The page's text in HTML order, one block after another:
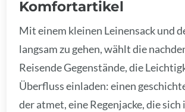
Komfortartikel
Mit einem kleinen Leinensack und
langsam zu gehen, wählt die
Reisende Gegenstände, die
Überfluss einladen: einen
der atmet, eine Regenjacke, die sich